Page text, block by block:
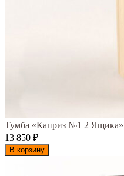
Тумба «Каприз №1 2 Ящика»
13 850 ₽
В корзину